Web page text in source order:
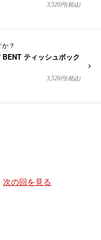
3,520円(税込)
？
ティッシュボック
3,520円(税込)
次の回を見る